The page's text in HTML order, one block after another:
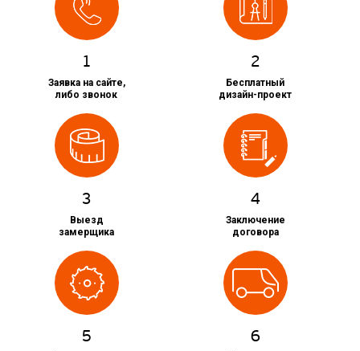
1
Заявка на сайте,
либо звонок
2
Бесплатный
дизайн-проект
3
Выезд
замерщика
4
Заключение
договора
5 6